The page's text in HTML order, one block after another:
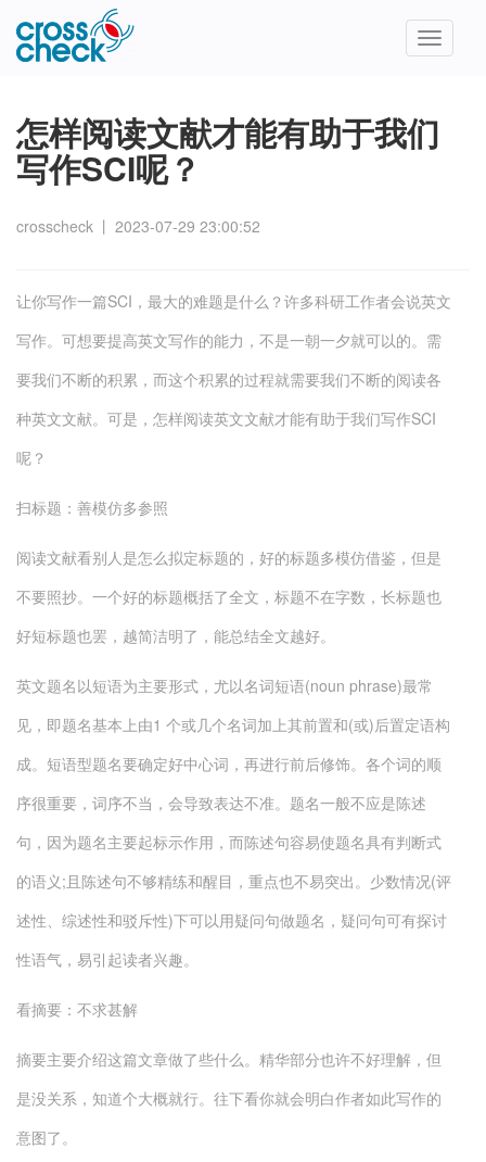
Toggle
怎样阅读文献才能有助于我们
写作SCI呢？
crosscheck 丨 2023-07-29 23:00:52
让你写作一篇SCI，最大的难题是什么？许多科研工作者会说英文
写作。可想要提高英文写作的能力，不是一朝一夕就可以的。需
要我们不断的积累，而这个积累的过程就需要我们不断的阅读各
种英文文献。可是，怎样阅读英文文献才能有助于我们写作SCI
呢？
扫标题：善模仿多参照
阅读文献看别人是怎么拟定标题的，好的标题多模仿借鉴，但是
不要照抄。一个好的标题概括了全文，标题不在字数，长标题也
好短标题也罢，越简洁明了，能总结全文越好。
英文题名以短语为主要形式，尤以名词短语(noun phrase)最常
见，即题名基本上由1 个或几个名词加上其前置和(或)后置定语构
成。短语型题名要确定好中心词，再进行前后修饰。各个词的顺
序很重要，词序不当，会导致表达不准。题名一般不应是陈述
句，因为题名主要起标示作用，而陈述句容易使题名具有判断式
的语义;且陈述句不够精练和醒目，重点也不易突出。少数情况(评
述性、综述性和驳斥性)下可以用疑问句做题名，疑问句可有探讨
性语气，易引起读者兴趣。
看摘要：不求甚解
摘要主要介绍这篇文章做了些什么。精华部分也许不好理解，但
是没关系，知道个大概就行。往下看你就会明白作者如此写作的
意图了。